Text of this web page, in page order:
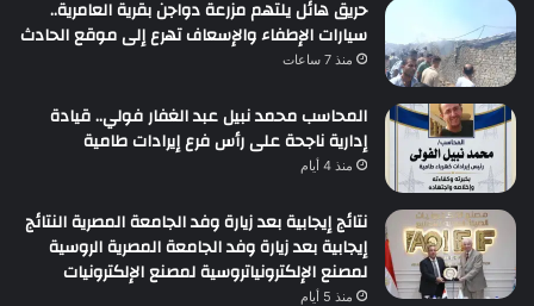
حريق هائل يلتهم مزرعة دواجن بقرية العامرية..
سيارات الإطفاء والإسعاف تهرع إلى موقع الحادث
منذ 7 ساعات
المحاسب محمد نبيل عبد الغفار فولي.. قيادة
إدارية ناجحة على رأس فرع إيرادات طامية
منذ 4 أيام
نتائج إيجابية بعد زيارة وفد الجامعة المصرية النتائج
إيجابية بعد زيارة وفد الجامعة المصرية الروسية
لمصنع الإلكترونياتروسية لمصنع الإلكترونيات
منذ 5 أيام